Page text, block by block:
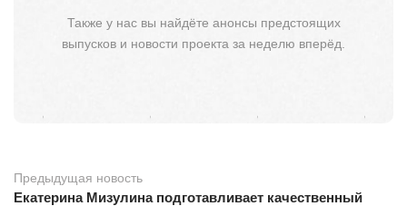
Также у нас вы найдёте анонсы предстоящих
выпусков и новости проекта за неделю вперёд.
Предыдущая новость
Екатерина Мизулина подготавливает качественный